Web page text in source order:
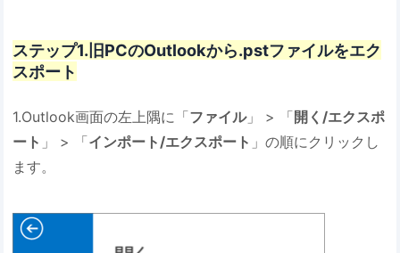
ステップ1.旧PCのOutlookから.pstファイルをエク
スポート
1.Outlook画面の左上隅に「ファイル」 > 「開く/エクスポ
ート 」 > 「インポート/エクスポート 」の順にクリックし
ます。